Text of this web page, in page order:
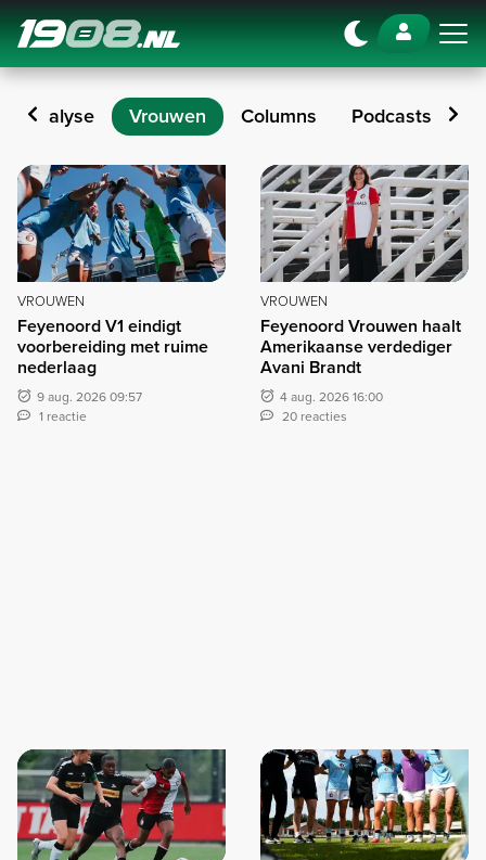
Navigation
Analyse Vrouwen Columns Podcasts
Vrouwen
VROUWEN
Feyenoord V1 eindigt
voorbereiding met ruime
nederlaag
9 aug. 2026 09:57
1 reactie
VROUWEN
Feyenoord Vrouwen haalt
Amerikaanse verdediger
Avani Brandt
4 aug. 2026 16:00
20 reacties